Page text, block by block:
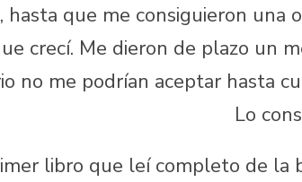
hasta que me consiguieron
crecí. Me dieron de plazo un
no me podrían aceptar hasta
Lo
libro que leí completo de la